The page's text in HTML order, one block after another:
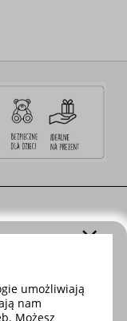
umożliwiają
nam
Możesz